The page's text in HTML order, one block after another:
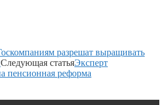
разрешат выращивать
Следующая статьяЭксперт
пенсионная реформа